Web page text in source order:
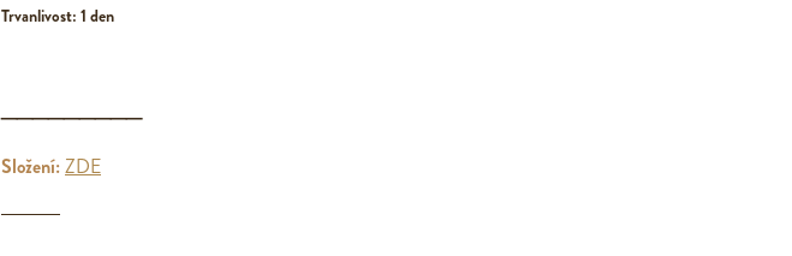
Trvanlivost: 1 den
Složení:ZDE